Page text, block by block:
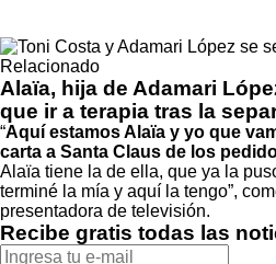
Relacionado
Alaïa, hija de Adamari
que ir a terapia tras la
“Aquí estamos Alaïa y yo que
carta a Santa Claus de los
Alaïa tiene la de ella, que ya la
terminé la mía y aquí la tengo”,
presentadora de televisión.
Recibe gratis todas las